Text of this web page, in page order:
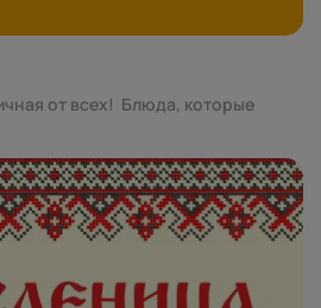
от всех! Блюда, которые